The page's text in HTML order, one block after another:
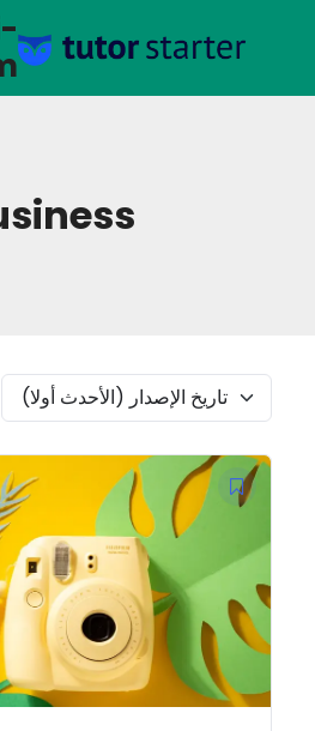
تاريخ الإصدار (الأحدث أولا)